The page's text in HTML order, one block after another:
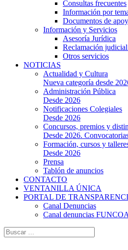
Consultas frecuentes
Información por
Documentos de
Información y Servicios
Asesoría Jurídica
Reclamación
Otros servicios
NOTICIAS
Actualidad y Cultura
Nueva categoría desde
Administración Pública
Desde 2026
Notificaciones Colegiales
Desde 2026
Concursos, premios y
Desde 2026.
Formación, cursos y
Desde 2026
Prensa
Tablón de anuncios
CONTACTO
VENTANILLA ÚNICA
PORTAL DE
Canal Denuncias
Canal denuncias
Buscar: